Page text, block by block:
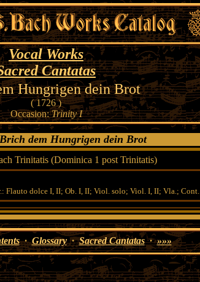
Vocal Works
Cantatas
Hungrigen dein Brot
( 1726 )
Occasion:Trinity I
dem Hungrigen dein Brot
Trinitatis (Dominica 1 post Trinitatis)
Flauto dolce I, II; Ob. I, II; Viol. solo; Viol. I, II; Vla.; Cont.
·Glossary·Sacred Cantatas·»»»